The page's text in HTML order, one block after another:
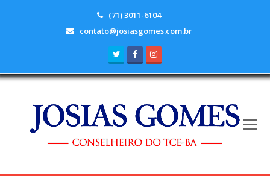
(71) 3011-6104
contato@josiasgomes.com.br
TwitterFacebook